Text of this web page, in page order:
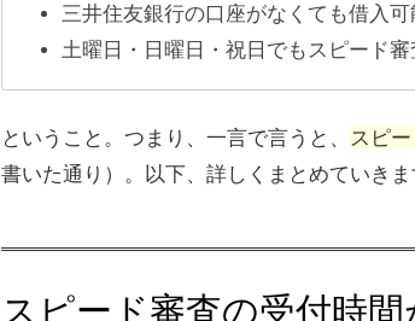
三井住友銀行の口座がなくても借入可
土曜日・日曜日・祝日でもスピード審
ということ。つまり、一言で言うと、 スピ
書いた通り）。以下、詳しくまとめていきま
スピード審査の受付時間